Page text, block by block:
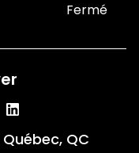
Fermé
QC